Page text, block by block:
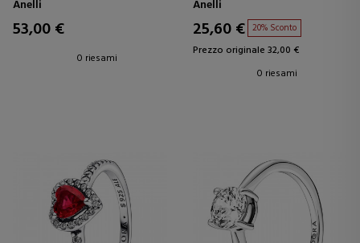
Anelli
53,00 €
0 riesami
Anelli
25,60 € 20% Sconto
Prezzo originale 32,00 €
0 riesami